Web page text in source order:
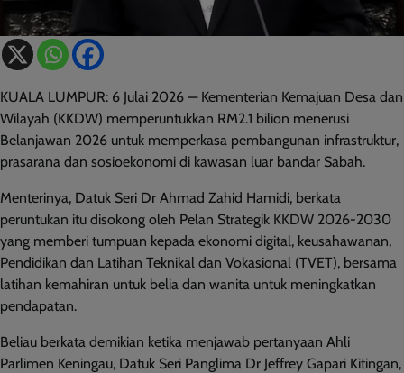
KUALA LUMPUR: 6 Julai 2026 — Kementerian Kemajuan Desa dan
Wilayah (KKDW) memperuntukkan RM2.1 bilion menerusi
Belanjawan 2026 untuk memperkasa pembangunan infrastruktur,
prasarana dan sosioekonomi di kawasan luar bandar Sabah.
Menterinya, Datuk Seri Dr Ahmad Zahid Hamidi, berkata
peruntukan itu disokong oleh Pelan Strategik KKDW 2026-2030
yang memberi tumpuan kepada ekonomi digital, keusahawanan,
Pendidikan dan Latihan Teknikal dan Vokasional (TVET), bersama
latihan kemahiran untuk belia dan wanita untuk meningkatkan
pendapatan.
Beliau berkata demikian ketika menjawab pertanyaan Ahli
Parlimen Keningau, Datuk Seri Panglima Dr Jeffrey Gapari Kitingan,